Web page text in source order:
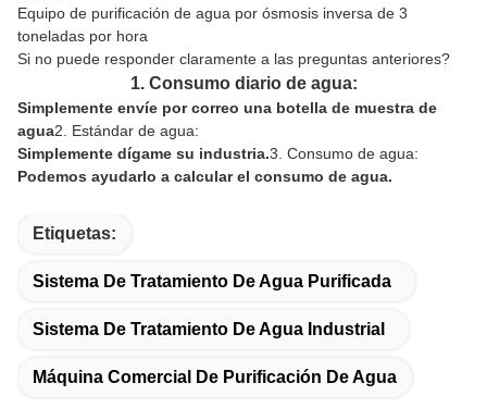
Equipo de purificación de agua por ósmosis inversa de 3
toneladas por hora
Si no puede responder claramente a las preguntas anteriores?
1. Consumo diario de agua:
Simplemente envíe por correo una botella de muestra de
agua2. Estándar de agua:
Simplemente dígame su industria.3. Consumo de agua:
Podemos ayudarlo a calcular el consumo de agua.
Etiquetas:
Sistema De Tratamiento De Agua Purificada
Sistema De Tratamiento De Agua Industrial
Máquina Comercial De Purificación De Agua